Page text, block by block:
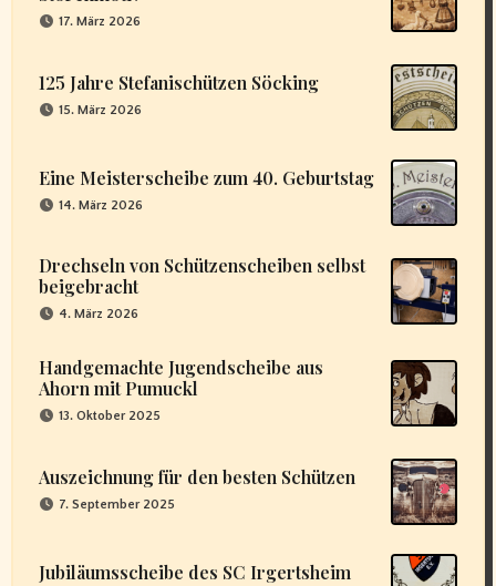
17. März 2026
125 Jahre Stefanischützen Söcking
15. März 2026
Eine Meisterscheibe zum 40. Geburtstag
14. März 2026
Drechseln von Schützenscheiben selbst
beigebracht
4. März 2026
Handgemachte Jugendscheibe aus
Ahorn mit Pumuckl
13. Oktober 2025
Auszeichnung für den besten Schützen
7. September 2025
Jubiläumsscheibe des SC Irgertsheim